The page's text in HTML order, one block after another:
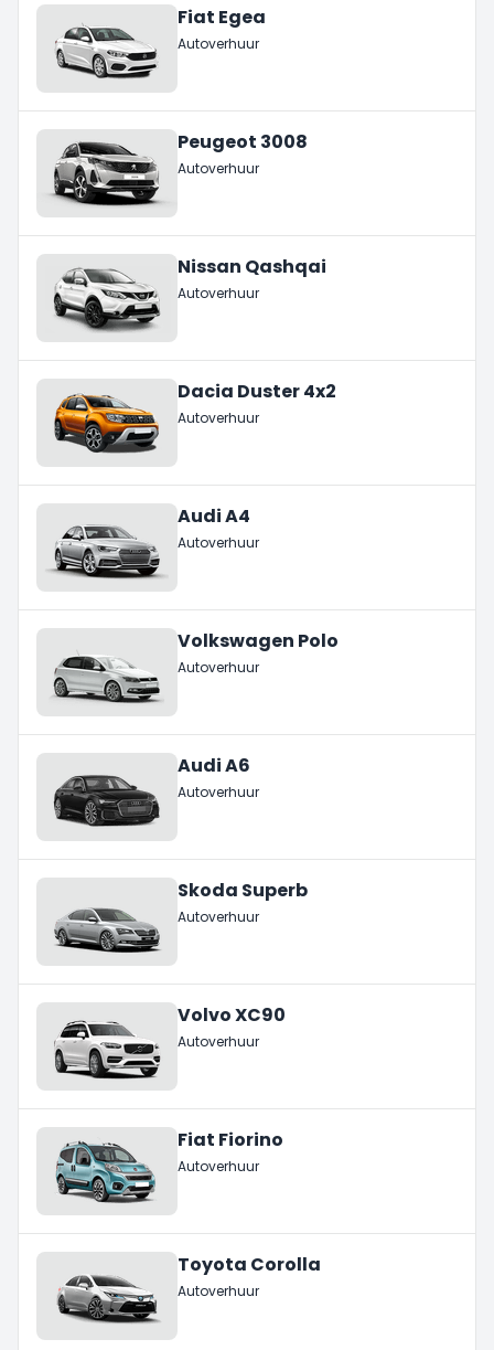
Fiat Egea
Autoverhuur
Peugeot 3008
Autoverhuur
Nissan Qashqai
Autoverhuur
Dacia Duster 4x2
Autoverhuur
Audi A4
Autoverhuur
Volkswagen Polo
Autoverhuur
Audi A6
Autoverhuur
Skoda Superb
Autoverhuur
Volvo XC90
Autoverhuur
Fiat Fiorino
Autoverhuur
Toyota Corolla
Autoverhuur